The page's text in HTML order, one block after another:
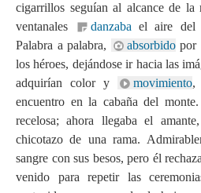
cigarrillos seguían al alcance de
ventanales
danzaba el aire del
Palabra a palabra,
absorbidopor
los héroes, dejándose ir hacia las
adquirían color y
movimiento,
encuentro en la cabaña del
recelosa; ahora llegaba el
chicotazo de una rama.
sangre con sus besos, pero él
venido para repetir las